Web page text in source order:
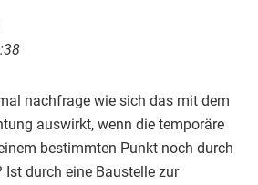
nachfrage wie sich das mit dem
auswirkt, wenn die temporäre
bestimmten Punkt noch durch
durch eine Baustelle zur